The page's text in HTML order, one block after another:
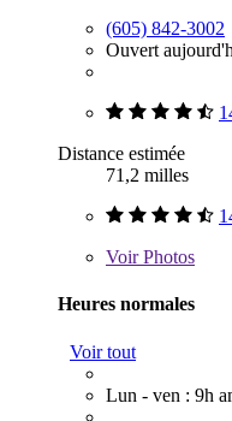
(605) 842-3002
Ouvert
Distance estimée
71,2 milles
VoirPhotos
Heures normales
Voir tout
Lun - ven : 9h